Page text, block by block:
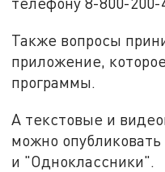
Также вопросы
приложение,
программы.
А текстовые и
можно
и "Одноклассники".